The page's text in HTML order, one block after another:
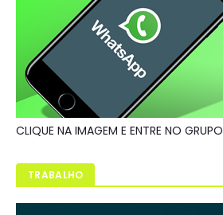
CLIQUE NA IMAGEM E ENTRE NO GRUPO
TRABALHO